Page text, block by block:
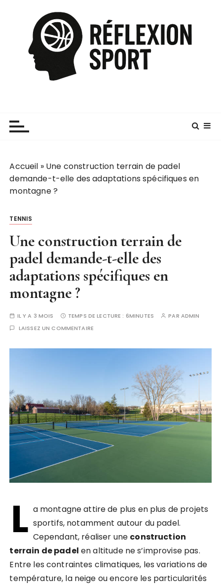
Accueil » Une construction terrain de padel
demande-t-elle des adaptations spécifiques en
montagne ?
TENNIS
Une construction terrain de
padel demande-t-elle des
adaptations spécifiques en
montagne ?
IL Y A 3 MOIS TEMPS DE LECTURE : 6MINUTES PAR ADMIN
LAISSEZ UN COMMENTAIRE
L a montagne attire de plus en plus de projets
sportifs, notamment autour du padel.
Cependant, réaliser une construction
terrain de padel en altitude ne s’improvise pas.
Entre les contraintes climatiques, les variations de
température, la neige ou encore les particularités